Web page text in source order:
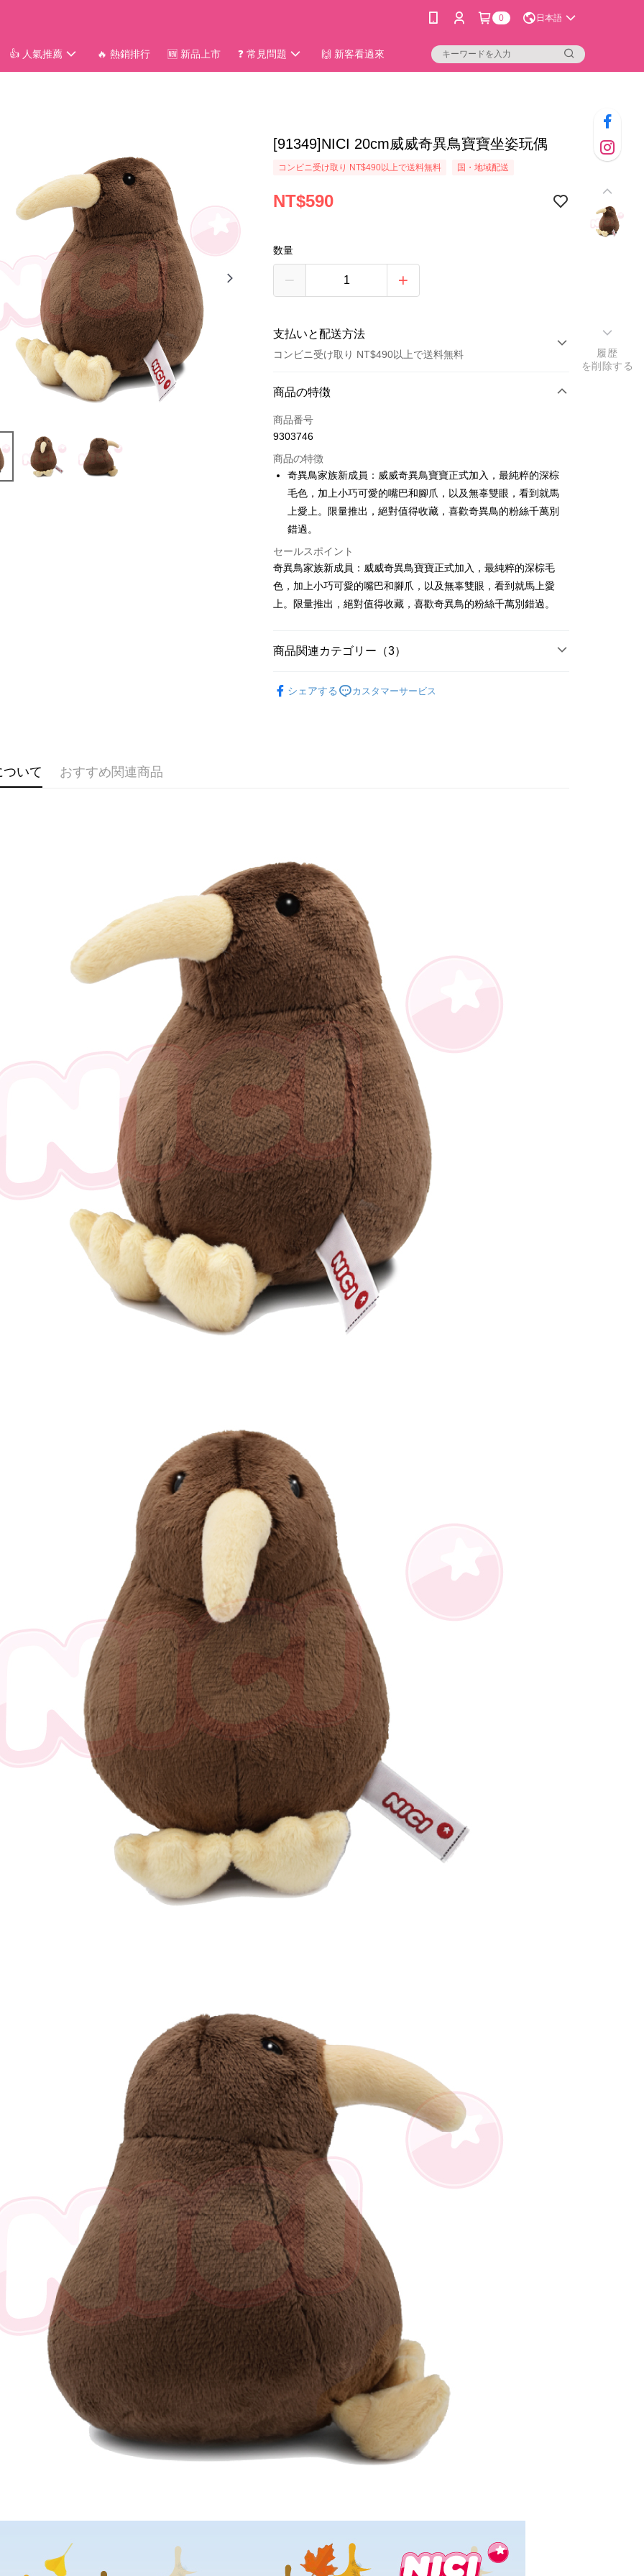
0 日本語
👍 人氣推薦 🔥 熱銷排行 🆕 新品上市 ❓ 常見問題 🙌 新客看過來
[91349]NICI 20cm威威奇異鳥寶寶坐姿玩偶
コンビニ受け取り NT$490以上で送料無料 国・地域配送
NT$590
数量
支払いと配送方法
コンビニ受け取り NT$490以上で送料無料
お支払い方法
クレジットカード1回払い
コンビニ店頭代金引換
LINE Pay
Apple Pay
JKOPAY
Easy Wallet
AFTEE代金後払い
説明
一、 AFTEE代金後払いについて
2.SMSで認証してお支払い手続を進めてください。
3.注文するときのお支払いは不要です。商品はご指定の住所に配送されま
4.ご注文が完了すると、携帯に支払い通知のSMSが届きます。アプリ会
員の場合は、AFTEE アプリプッシュ通知が届きます。
の有無に関わらず、AFTEEで指定された期限内にお支払いください。
二、支払い限度額
1.初回 AFTEEを ご利用の際に、認証結果及び当社の審査の結果に基づ
き、限度額が設定されます。
2.決済金額は最低NT$20です。
3.現在、台湾の会員のみご利用いただけます。
三、利用規約「AFTEE代金後払い」（以下当サービスという）はネット
プロテクションズ（以下 AFTEE という）が提供し、AFTEEが代金を徴収
します。当サービスご利用の際に提供しなければならない個人情報（注
文者の氏名、電話番号、受取人の氏名、電話番号、受取人住所を含むが
これに限らない）は、AFTEEに渡され当サービスで必要な範囲内で利用
されます。AFTEEの個人情報の収集、処理、利用について、詳細は
AFTEE公式ホームページの『個人情報の収集、処理及び利用に関する声
明』をご参照ください（https://aftee.tw/privacypolicy/
AFTEEの初回ご利用の際に、審査を通過すれば、最高額がNT$10,000に
なります。支払い期限を過ぎた場合、その金額に基づいて年利20%の遅
延滞納金が加算されます。未成年の利用者は、事前に法定代理人または
後見人の同意を得ればAFTEEをご利用いただけます。
個人情報の処理、利用について疑問がある、または関連する法律の権利
を行使したい場合は、ネットプロテクションズ
cs_tw@netprotections.co.jpにご連絡ください。上記に示した個人情報
を、必要な購入注文書とあわせてAFTEEにご提供いただく、または
AFTEEにあなたの個人情報の収集、処理、利用を許可することににご同
意いただけない場合は、当サービスを選択しないでください。
全家付款取貨
商品の特徴
商品番号
9303746
商品の特徴
奇異鳥家族新成員：威威奇異鳥寶寶正式加入，最純粹的深棕
毛色，加上小巧可愛的嘴巴和腳爪，以及無辜雙眼，看到就馬
上愛上。限量推出，絕對值得收藏，喜歡奇異鳥的粉絲千萬別
錯過。
セールスポイント
奇異鳥家族新成員：威威奇異鳥寶寶正式加入，最純粹的深棕毛
色，加上小巧可愛的嘴巴和腳爪，以及無辜雙眼，看到就馬上愛
上。限量推出，絕對值得收藏，喜歡奇異鳥的粉絲千萬別錯過。
商品関連カテゴリー（3）
シェアする カスタマーサービス
いて おすすめ関連商品
履歴
を削除する